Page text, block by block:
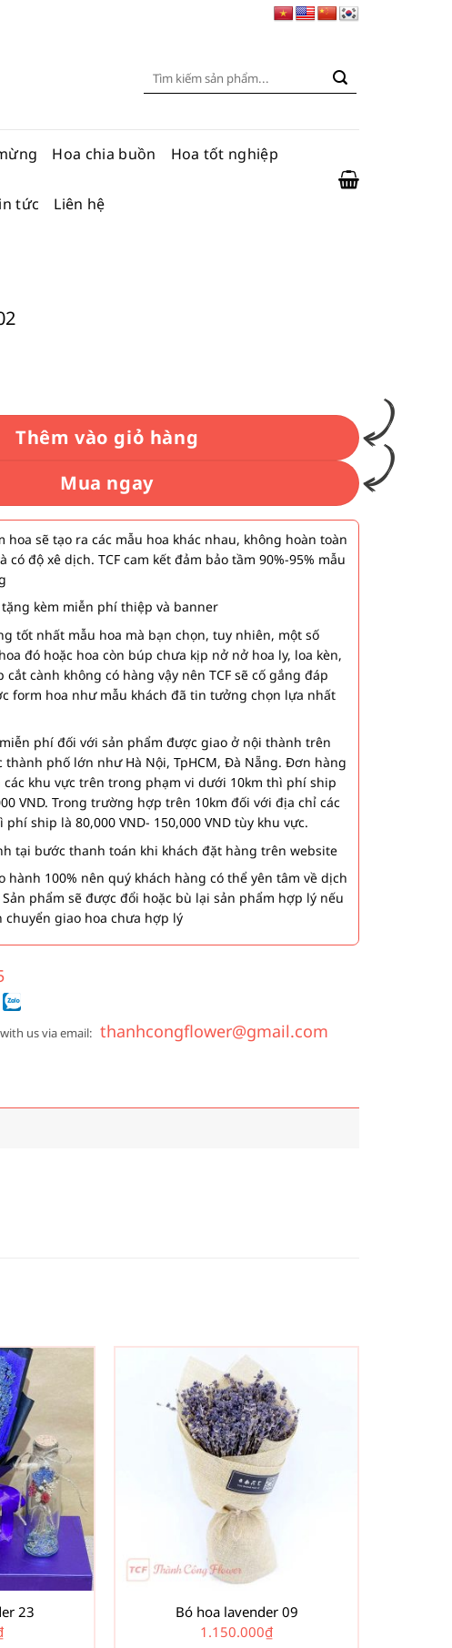
Tìm
Hoa chia buồn Hoa tốt nghiệp
tức Liên hệ
Thêm vào giỏ hàng
Mua ngay
hoa sẽ tạo ra các mẫu hoa khác nhau, không hoàn toàn
có độ xê dịch. TCF cam kết đảm bảo tầm 90%-95% mẫu
kèm miễn phí thiệp và banner
tốt nhất mẫu hoa mà bạn chọn, tuy nhiên, một số
đó hoặc hoa còn búp chưa kịp nở nở hoa ly, loa kèn,
cắt cành không có hàng vậy nên TCF sẽ cố gắng đáp
form hoa như mẫu khách đã tin tưởng chọn lựa nhất
phí đối với sản phẩm được giao ở nội thành trên
thành phố lớn như Hà Nội, TpHCM, Đà Nẵng. Đơn hàng
khu vực trên trong phạm vi dưới 10km thì phí ship
VND. Trong trường hợp trên 10km đối với địa chỉ các
ship là 80,000 VND- 150,000 VND tùy khu vực.
tại bước thanh toán khi khách đặt hàng trên website
hành 100% nên quý khách hàng có thể yên tâm về dịch
Sản phẩm sẽ được đổi hoặc bù lại sản phẩm hợp lý nếu
giao hoa chưa hợp lý
us via email: thanhcongflower@gmail.com
23
Bó hoa lavender 09
1.150.000₫